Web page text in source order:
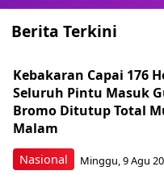
Berita Terkini
Nasional
Kebakaran Capai 176
Seluruh Pintu Masuk
Bromo Ditutup Total
Malam
Minggu, 9 Agu